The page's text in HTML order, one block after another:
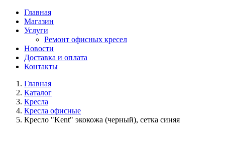
Главная
Магазин
Услуги
Ремонт офисных кресел
Новости
Доставка и оплата
Контакты
Главная
Каталог
Кресла
Кресла офисные
Кресло "Kent" экокожа (черный), сетка синяя